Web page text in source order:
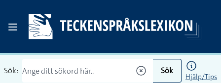
Sök: Sök
Hjälp/Tips